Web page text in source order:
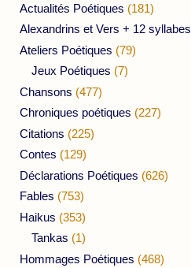
Actualités Poétiques (181)
Alexandrins et Vers + 12 syllabes
Ateliers Poétiques (79)
Jeux Poétiques (7)
Chansons (477)
Chroniques poétiques (227)
Citations (225)
Contes (129)
Déclarations Poétiques (626)
Fables (753)
Haikus (353)
Tankas (1)
Hommages Poétiques (468)